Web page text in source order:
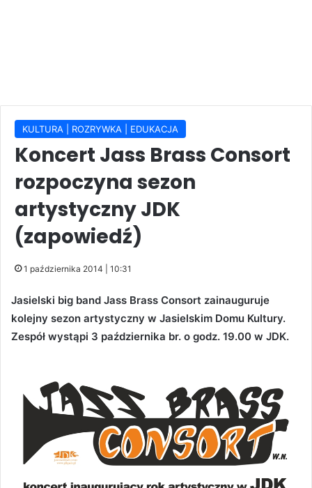
KULTURA | ROZRYWKA | EDUKACJA
Koncert Jass Brass Consort
rozpoczyna sezon
artystyczny JDK
(zapowiedź)
1 października 2014 | 10:31
Jasielski big band Jass Brass Consort zainauguruje
kolejny sezon artystyczny w Jasielskim Domu Kultury.
Zespół wystąpi 3 października br. o godz. 19.00 w JDK.